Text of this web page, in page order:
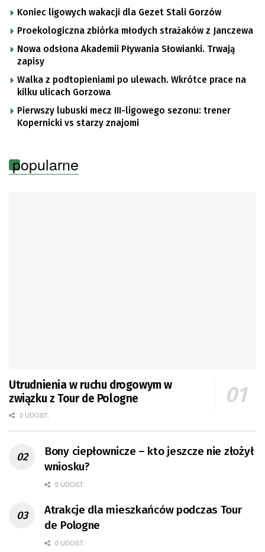
Koniec ligowych wakacji dla Gezet Stali Gorzów
Proekologiczna zbiórka młodych strażaków z Janczewa
Nowa odsłona Akademii Pływania Słowianki. Trwają
zapisy
Walka z podtopieniami po ulewach. Wkrótce prace na
kilku ulicach Gorzowa
Pierwszy lubuski mecz III-ligowego sezonu: trener
Kopernicki vs starzy znajomi
popularne
Utrudnienia w ruchu drogowym w
związku z Tour de Pologne
0 UDOST.
Bony ciepłownicze – kto jeszcze nie złożył
wniosku?
0 UDOST.
Atrakcje dla mieszkańców podczas Tour
de Pologne
0 UDOST.